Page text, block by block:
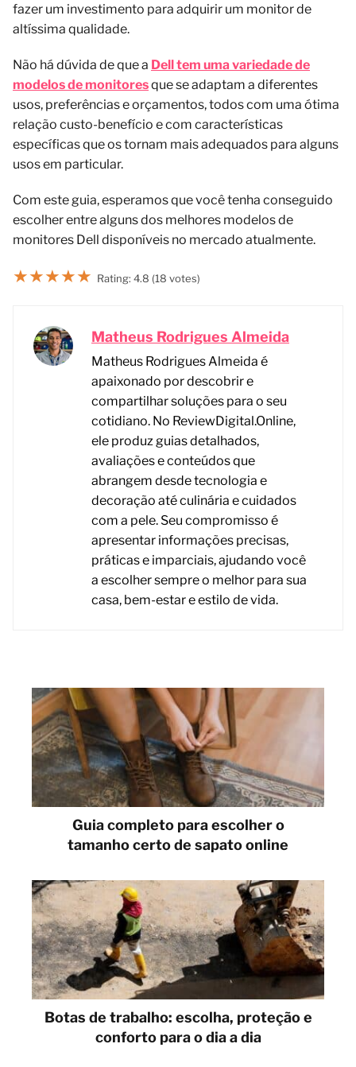
fazer um investimento para adquirir um monitor de
altíssima qualidade.
Não há dúvida de que a Dell tem uma variedade de
modelos de monitoresque se adaptam a diferentes
usos, preferências e orçamentos, todos com uma ótima
relação custo-benefício e com características
específicas que os tornam mais adequados para alguns
usos em particular.
Com este guia, esperamos que você tenha conseguido
escolher entre alguns dos melhores modelos de
monitores Dell disponíveis no mercado atualmente.
★★★★★ Rating: 4.8 (18 votes)
Matheus Rodrigues Almeida
Matheus Rodrigues Almeida é
apaixonado por descobrir e
compartilhar soluções para o seu
cotidiano. No ReviewDigital.Online,
ele produz guias detalhados,
avaliações e conteúdos que
abrangem desde tecnologia e
decoração até culinária e cuidados
com a pele. Seu compromisso é
apresentar informações precisas,
práticas e imparciais, ajudando você
a escolher sempre o melhor para sua
casa, bem-estar e estilo de vida.
Guia completo para escolher o
tamanho certo de sapato online
Botas de trabalho: escolha, proteção e
conforto para o dia a dia